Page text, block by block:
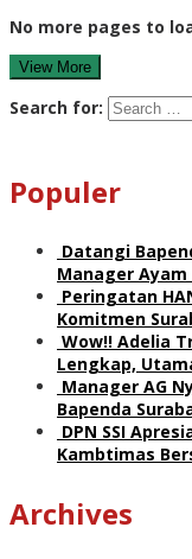
No more pages to
View More
Search for:
Populer
Datangi
Manager
Peringatan
Komitmen
Wow!! Adelia
Lengkap,
Manager AG
Bapenda
DPN SSI
Kambtimas
Archives